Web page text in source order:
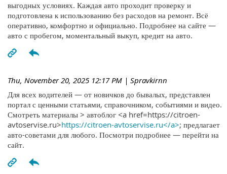
выгодных условиях. Каждая авто проходит проверку и
подготовлена к использованию без расходов на ремонт. Всё
оперативно, комфортно и официально. Подробнее на сайте —
авто с пробегом, моментальный выкуп, кредит на авто.
Thu, November 20, 2025 12:17 PM | Spravkirnn
Для всех водителей — от новичков до бывалых, представлен
портал с ценными статьями, справочником, событиями и видео.
Смотреть материалы > автоблог <a href=https://citroen-
avtoservise.ru>https://citroen-avtoservise.ru</a>; предлагает
авто-советами для любого. Посмотри подробнее — перейти на
сайт.